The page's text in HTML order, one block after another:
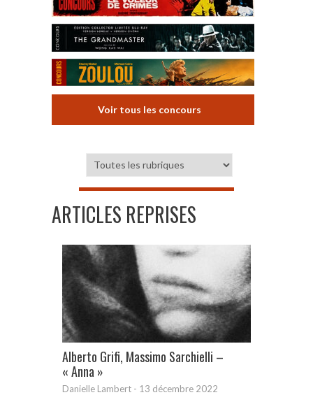
Voir tous les concours
ARTICLES REPRISES
Alberto Grifi, Massimo Sarchielli –
« Anna »
Danielle Lambert - 13 décembre 2022